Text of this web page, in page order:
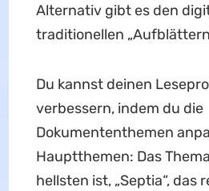
Alternativ gibt es den
traditionellen
Du kannst deinen
verbessern, indem du die
Dokumententhemen
Hauptthemen: Das Thema
hellsten ist, „Septia“, das